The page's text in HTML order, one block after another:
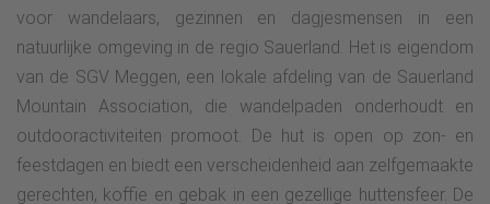
voor wandelaars, gezinnen en dagjesmensen in een
natuurlijke omgeving in de regio Sauerland. Het is eigendom
van de SGV Meggen, een lokale afdeling van de Sauerland
Mountain Association, die wandelpaden onderhoudt en
outdooractiviteiten promoot. De hut is open op zon- en
feestdagen en biedt een verscheidenheid aan zelfgemaakte
gerechten, koffie en gebak in een gezellige huttensfeer. De